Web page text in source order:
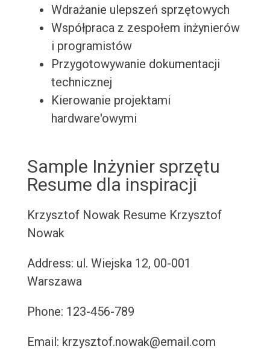
Wdrażanie ulepszeń sprzętowych
Współpraca z zespołem inżynierów
i programistów
Przygotowywanie dokumentacji
technicznej
Kierowanie projektami
hardware'owymi
Sample Inżynier sprzętu
Resume dla inspiracji
Krzysztof Nowak Resume Krzysztof
Nowak
Address: ul. Wiejska 12, 00-001
Warszawa
Phone: 123-456-789
Email: krzysztof.nowak@email.com